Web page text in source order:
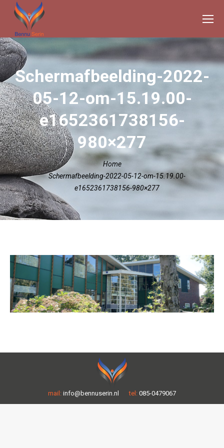
Schermafbeelding-2022-
05-12-om-15.19.00-
e1652361738156-
980×277
Je bent hier:
Home
Schermafbeelding-2022-05-12-om-15.19.00-
e1652361738156-980×277
mail: info@bennuserin.nl tel: 085-0479067